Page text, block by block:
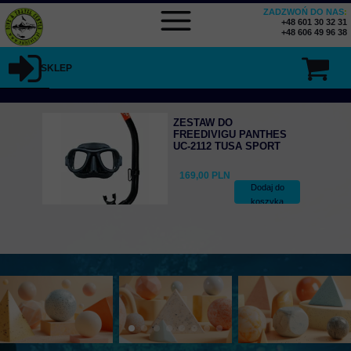
SKLEP
ZADZWOŃ DO NAS:
+48 601 30 32 31
+48 606 49 96 38
Dodaj do
koszyka
ZESTAW DO
FREEDIVIGU PANTHES
UC-2112 TUSA SPORT
169,00 PLN